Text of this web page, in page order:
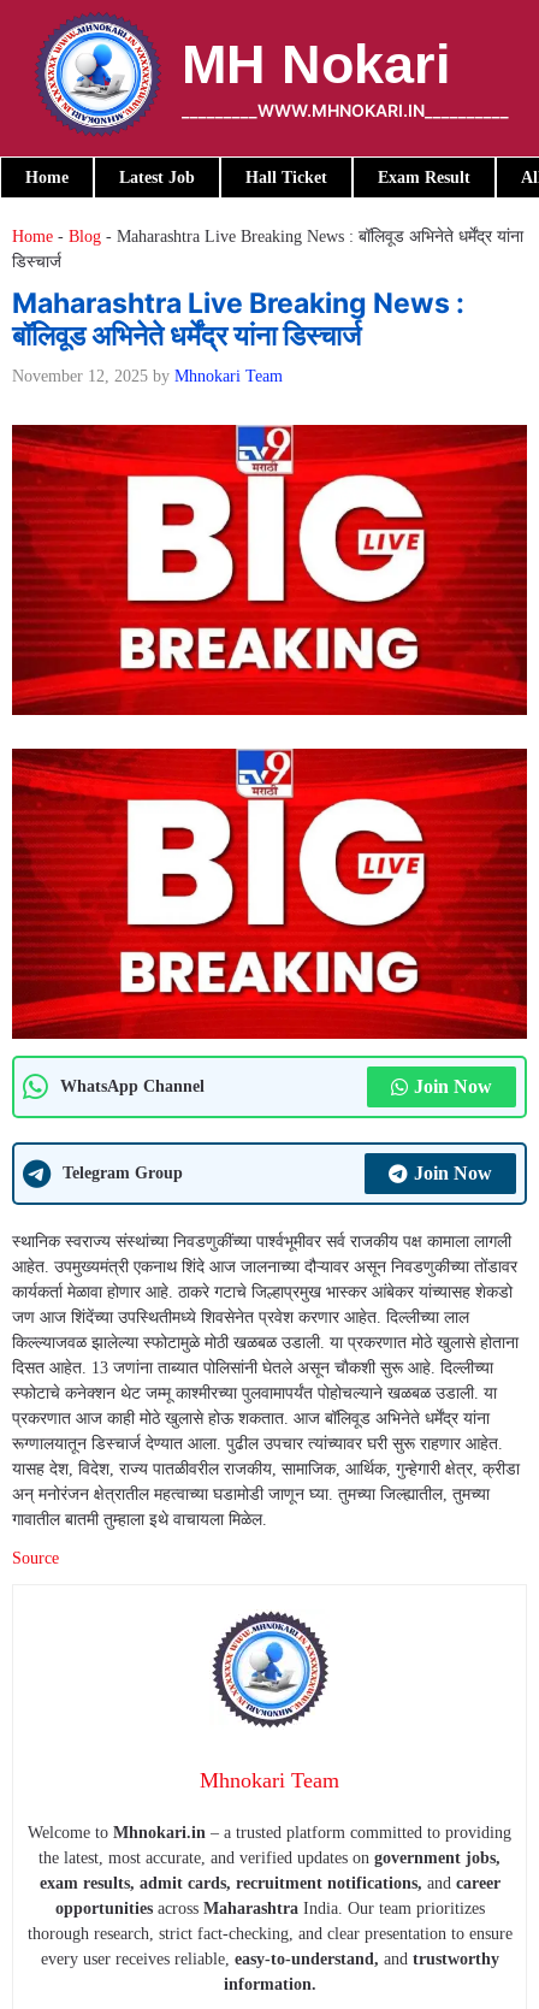
content
MH Nokari
_________WWW.MHNOKARI.IN__________
Home Latest Job Hall Ticket Exam Result
Home - Blog - Maharashtra Live Breaking News : बॉलिवूड अभिनेते धर्मेंद्र यांना
डिस्चार्ज
Maharashtra Live Breaking News :
बॉलिवूड अभिनेते धर्मेंद्र यांना डिस्चार्ज
November 12, 2025 by Mhnokari Team
WhatsApp Channel Join Now
Telegram Group Join Now
स्थानिक स्वराज्य संस्थांच्या निवडणुकींच्या पार्श्वभूमीवर सर्व राजकीय पक्ष कामाला लागली
आहेत. उपमुख्यमंत्री एकनाथ शिंदे आज जालनाच्या दौऱ्यावर असून निवडणुकीच्या तोंडावर
कार्यकर्ता मेळावा होणार आहे. ठाकरे गटाचे जिल्हाप्रमुख भास्कर आंबेकर यांच्यासह शेकडो
जण आज शिंदेंच्या उपस्थितीमध्ये शिवसेनेत प्रवेश करणार आहेत. दिल्लीच्या लाल
किल्ल्याजवळ झालेल्या स्फोटामुळे मोठी खळबळ उडाली. या प्रकरणात मोठे खुलासे होताना
दिसत आहेत. 13 जणांना ताब्यात पोलिसांनी घेतले असून चाैकशी सुरू आहे. दिल्लीच्या
स्फोटाचे कनेक्शन थेट जम्मू काश्मीरच्या पुलवामापर्यंत पोहोचल्याने खळबळ उडाली. या
प्रकरणात आज काही मोठे खुलासे होऊ शकतात. आज बॉलिवूड अभिनेते धर्मेंद्र यांना
रूग्णालयातून डिस्चार्ज देण्यात आला. पुढील उपचार त्यांच्यावर घरी सुरू राहणार आहेत.
यासह देश, विदेश, राज्य पातळीवरील राजकीय, सामाजिक, आर्थिक, गुन्हेगारी क्षेत्र, क्रीडा
अन् मनोरंजन क्षेत्रातील महत्वाच्या घडामोडी जाणून घ्या. तुमच्या जिल्ह्यातील, तुमच्या
गावातील बातमी तुम्हाला इथे वाचायला मिळेल.
Source
Mhnokari Team
Welcome to Mhnokari.in – a trusted platform committed to providing
the latest, most accurate, and verified updates on government jobs,
exam results, admit cards, recruitment notifications, and career
opportunitiesacross MaharashtraIndia. Our team prioritizes
thorough research, strict fact-checking, and clear presentation to ensure
every user receives reliable, easy-to-understand, andtrustworthy
information.